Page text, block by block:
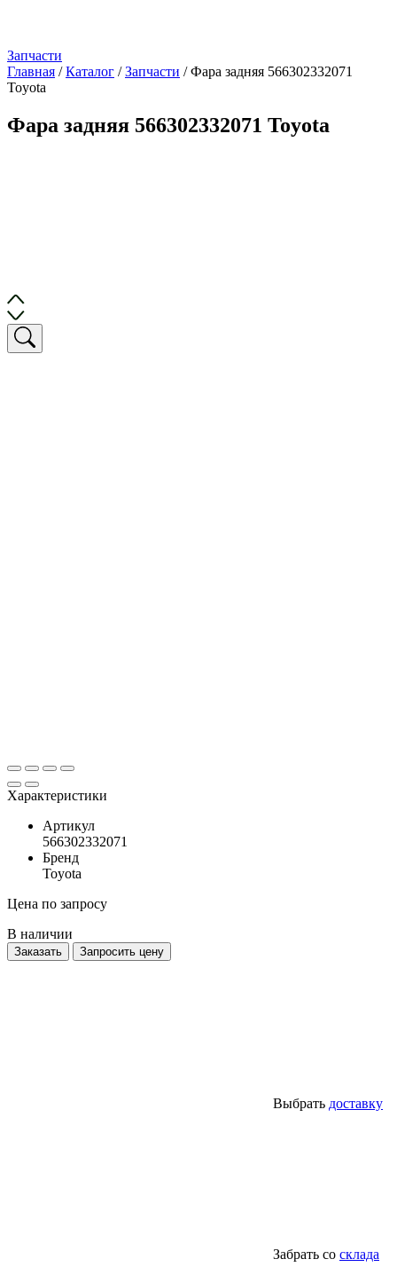
Запчасти
Главная /Каталог /Запчасти /Фара задняя 566302332071
Toyota
Фара задняя 566302332071 Toyota
Характеристики
Артикул
566302332071
Бренд
Toyota
Цена по запросу
В наличии
Заказать Запросить цену
Выбрать доставку
Забрать со склада